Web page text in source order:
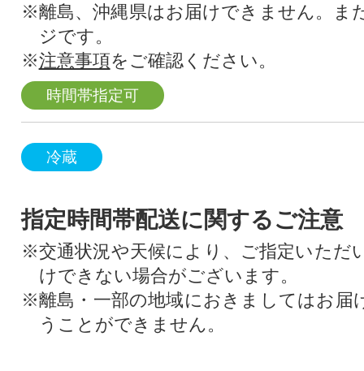
※離島、沖縄県はお届けできません。ま
ジです。
※注意事項をご確認ください。
時間帯指定可
冷蔵
指定時間帯配送に関するご注意
※交通状況や天候により、ご指定いただ
けできない場合がございます。
※離島・一部の地域におきましてはお届
うことができません。